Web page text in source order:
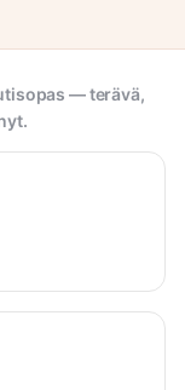
— terävä,